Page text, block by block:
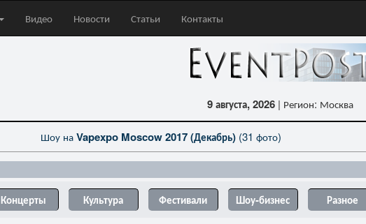
Видео Новости Статьи Контакты
9 августа, 2026 | Регион: Москва
Шоу наVapexpo Moscow 2017 (Декабрь)(31 фото)
Концерты Культура Фестивали Шоу-бизнес Разное